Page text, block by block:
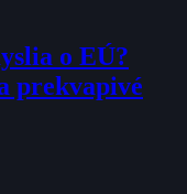
o EÚ?
prekvapivé